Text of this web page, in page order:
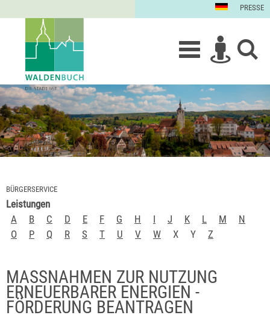
PRESSE
BÜRGERSERVICE
Leistungen
A
B C D E F G H I J K L M
N
O
P Q R S T U V W X Y Z
MASSNAHMEN ZUR NUTZUNG E
RNEUERBARER ENERGIEN - F
ÖRDERUNG BEANTRAGEN